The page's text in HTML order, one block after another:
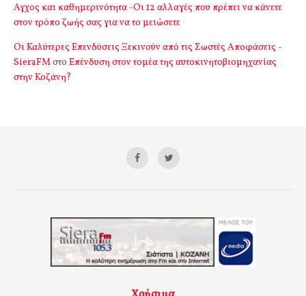
Αγχος και καθημερινότητα -Οι 12 αλλαγές που πρέπει να κάνετε
στον τρόπο ζωής σας για να το μειώσετε
Οι Καλύτερες Επενδύσεις Ξεκινούν από τις Σωστές Αποφάσεις -
SieraFMστο Επένδυση στον τομέα της αυτοκινητοβιομηχανίας
στην Κοζάνη?